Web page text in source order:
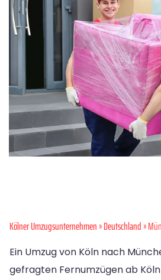
Kölner Umzugsunternehmen»Deutschland»
Ein Umzug von Köln nach
gefragten Fernumzügen ab